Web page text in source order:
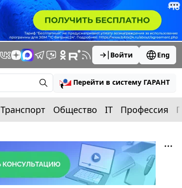
Войти Eng
Перейти в систему ГАРАНТ
Транспорт Общество IT Профессия